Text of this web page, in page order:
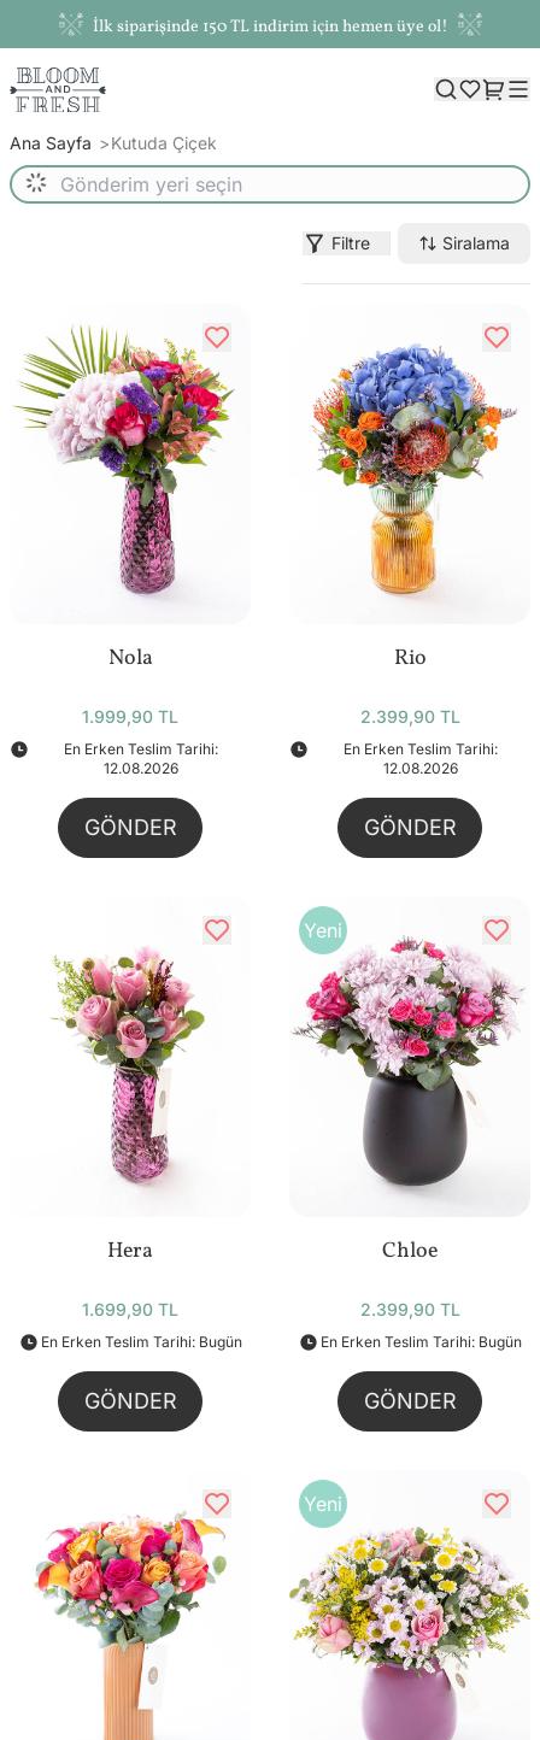
İlk siparişinde 150 TL indirim için hemen üye ol!
Ana Sayfa Kutuda Çiçek
Filtre Siralama
Nola
1.999,90 TL
En Erken Teslim Tarihi:
12.08.2026
GÖNDER
Rio
2.399,90 TL
En Erken Teslim Tarihi:
12.08.2026
GÖNDER
Hera
1.699,90 TL
En Erken Teslim Tarihi: Bugün
GÖNDER
Yeni
Chloe
2.399,90 TL
En Erken Teslim Tarihi: Bugün
GÖNDER
Yeni